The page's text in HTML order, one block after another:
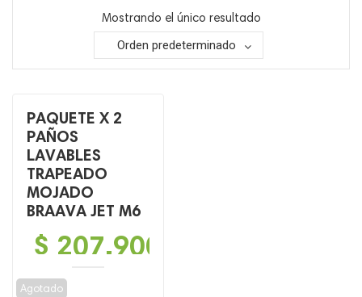
Mostrando el único resultado
Orden predeterminado
PAQUETE X 2
PAÑOS
LAVABLES
TRAPEADO
MOJADO
BRAAVA JET M6
$ 207,900
Agotado